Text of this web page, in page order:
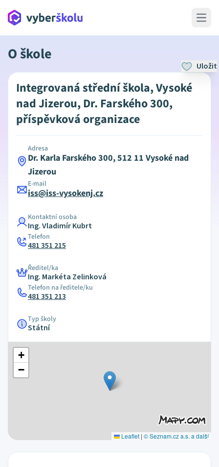
Open
O škole
Uložit
Integrovaná střední škola, Vysoké
nad Jizerou, Dr. Farského 300,
příspěvková organizace
Adresa
Dr. Karla Farského 300, 512 11 Vysoké nad
Jizerou
E-mail
iss@iss-vysokenj.cz
Kontaktní osoba
Ing. Vladimír Kubrt
Telefon
481 351 215
Ředitel/ka
Ing. Markéta Zelinková
Telefon na ředitele/ku
481 351 213
Typ školy
Státní
+
−
Leaflet | © Seznam.cz a.s. a další